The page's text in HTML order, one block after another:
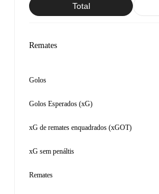
Total
Remates
Golos
Golos Esperados (xG)
xG de remates enquadrados (xGOT)
xG sem penáltis
Remates